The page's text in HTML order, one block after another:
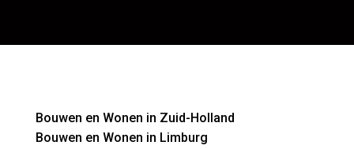
Bouwen en Wonen in Zuid-Holland
Bouwen en Wonen in Limburg